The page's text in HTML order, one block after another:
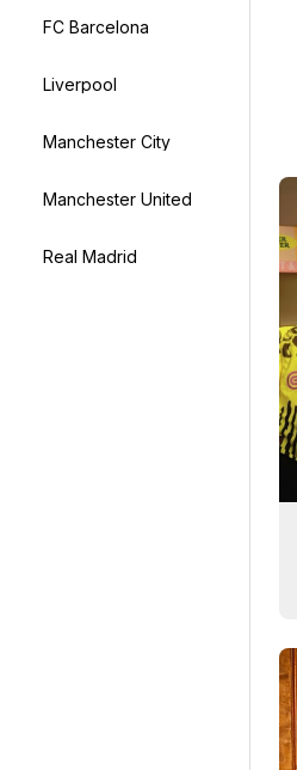
FC Barcelona
Liverpool
Manchester City
Manchester United
Real Madrid